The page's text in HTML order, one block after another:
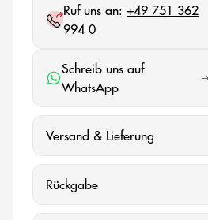
Ruf uns an: +49 751 362
994 0
Schreib uns auf
WhatsApp
Versand & Lieferung
Rückgabe